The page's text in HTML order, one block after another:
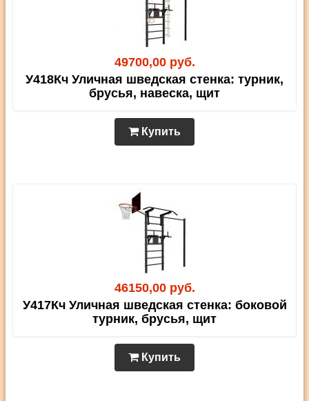
49700,00 руб.
У418Кч Уличная шведская стенка: турник,
брусья, навеска, щит
Купить
46150,00 руб.
У417Кч Уличная шведская стенка: боковой
турник, брусья, щит
Купить